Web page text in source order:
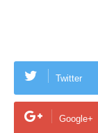
Twitter
Google+